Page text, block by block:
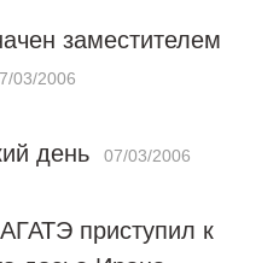
заместителем
03/2006
день
07/03/2006
приступил к